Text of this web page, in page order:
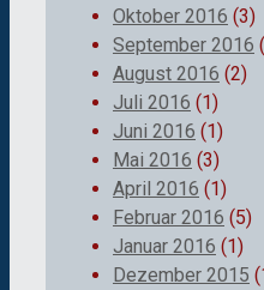
Oktober 2016 (3)
September 2016
August 2016 (2)
Juli 2016 (1)
Juni 2016 (1)
Mai 2016 (3)
April 2016 (1)
Februar 2016 (5)
Januar 2016 (1)
Dezember 2015